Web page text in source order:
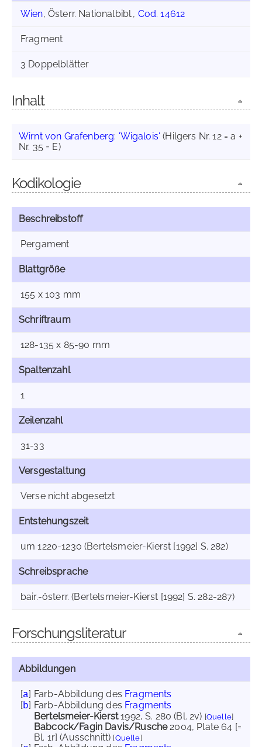
Wien, Österr. Nationalbibl., Cod. 14612
Fragment
3 Doppelblätter
Inhalt
Wirnt von Grafenberg: 'Wigalois' (Hilgers Nr. 12 = a +
Nr. 35 = E)
Kodikologie
Beschreibstoff
Pergament
Blattgröße
155 x 103 mm
Schriftraum
128-135 x 85-90 mm
Spaltenzahl
1
Zeilenzahl
31-33
Versgestaltung
Verse nicht abgesetzt
Entstehungszeit
um 1220-1230 (Bertelsmeier-Kierst [1992] S. 282)
Schreibsprache
bair.-österr. (Bertelsmeier-Kierst [1992] S. 282-287)
Forschungsliteratur
Abbildungen
[a] Farb-Abbildung des Fragments
[b] Farb-Abbildung des Fragments
Bertelsmeier-Kierst1992, S. 280 (Bl. 2v) [Quelle]
Babcock/Fagin Davis/Rusche2004, Plate 64 [=
Bl. 1r] (Ausschnitt) [Quelle]